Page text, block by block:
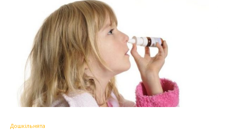
Дошкільнята